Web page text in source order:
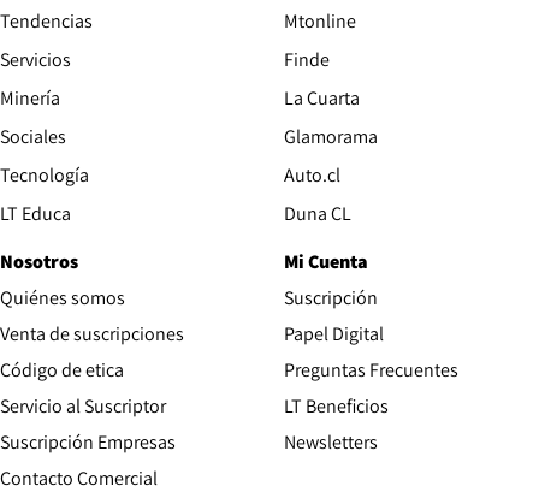
Tendencias
Servicios
Minería
Sociales
Tecnología
LT Educa
Mtonline
Finde
La Cuarta
Glamorama
Auto.clOpens in new window
Duna CLOpens in new window
Nosotros
Quiénes somos
Venta de suscripciones
Código de etica Opens in new window
Servicio al Suscriptor
Suscripción Empresas
Contacto ComercialOpens in new window
Mi Cuenta
Suscripción
Papel DigitalOpens in new
Preguntas Frecuentes
LT Beneficios
Newsletters